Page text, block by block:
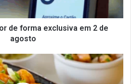
de forma exclusiva em 2 de
agosto